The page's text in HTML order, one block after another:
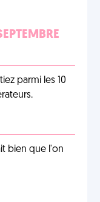
parmi les 10
bien que l'on